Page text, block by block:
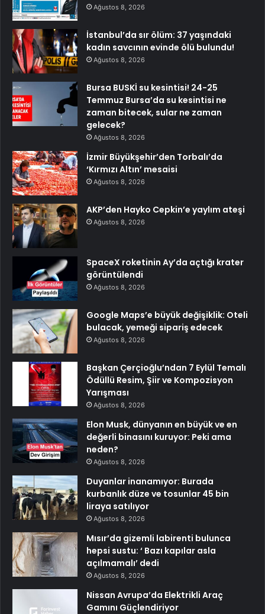
Ağustos 8, 2026
İstanbul’da sır ölüm: 37 yaşındaki
kadın savcının evinde ölü bulundu!
Ağustos 8, 2026
Bursa BUSKİ su kesintisi! 24-25
Temmuz Bursa’da su kesintisi ne
zaman bitecek, sular ne zaman
gelecek?
Ağustos 8, 2026
İzmir Büyükşehir’den Torbalı’da
‘Kırmızı Altın’ mesaisi
Ağustos 8, 2026
AKP’den Hayko Cepkin’e yaylım ateşi
Ağustos 8, 2026
SpaceX roketinin Ay’da açtığı krater
görüntülendi
Ağustos 8, 2026
Google Maps’e büyük değişiklik: Oteli
bulacak, yemeği sipariş edecek
Ağustos 8, 2026
Başkan Çerçioğlu’ndan 7 Eylül Temalı
Ödüllü Resim, Şiir ve Kompozisyon
Yarışması
Ağustos 8, 2026
Elon Musk, dünyanın en büyük ve en
değerli binasını kuruyor: Peki ama
neden?
Ağustos 8, 2026
Duyanlar inanamıyor: Burada
kurbanlık düze ve tosunlar 45 bin
liraya satılıyor
Ağustos 8, 2026
Mısır’da gizemli labirenti bulunca
hepsi sustu: ‘ Bazı kapılar asla
açılmamalı’ dedi
Ağustos 8, 2026
Nissan Avrupa’da Elektrikli Araç
Gamını Güçlendiriyor